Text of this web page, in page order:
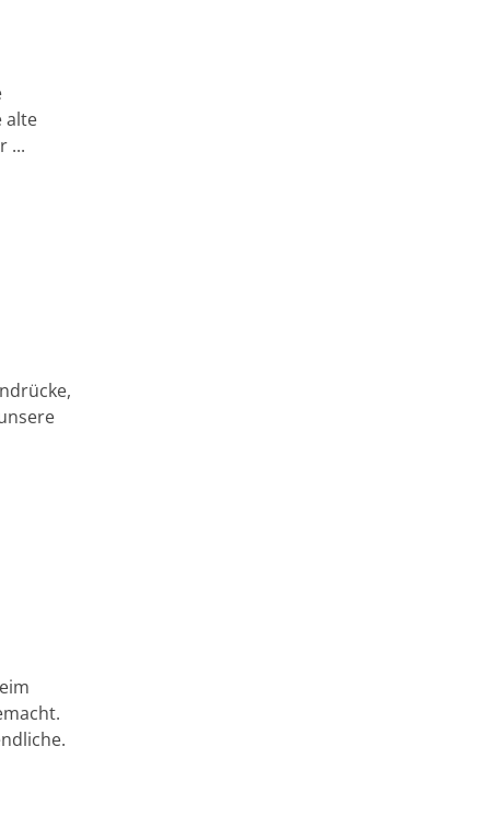
alte
...